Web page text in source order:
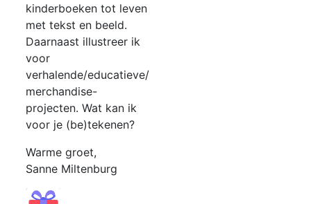
kinderboeken tot leven
met tekst en beeld.
Daarnaast illustreer ik
voor
verhalende/educatieve/
merchandise-
projecten. Wat kan ik
voor je (be)tekenen?
Warme groet,
Sanne Miltenburg